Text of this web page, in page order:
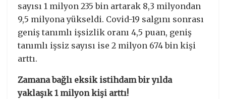
sayısı 1 milyon 235 bin artarak 8,3 milyondan
9,5 milyona yükseldi. Covid-19 salgını sonrası
geniş tanımlı işsizlik oranı 4,5 puan, geniş
tanımlı işsiz sayısı ise 2 milyon 674 bin kişi
arttı.
Zamana bağlı eksik istihdam bir yılda
yaklaşık 1 milyon kişi arttı!